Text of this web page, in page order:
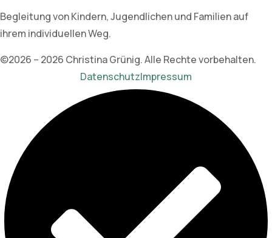
Begleitung von Kindern, Jugendlichen und Familien auf
ihrem individuellen Weg.
©2026 – 2026 Christina Grünig. Alle Rechte vorbehalten.
DatenschutzImpressum